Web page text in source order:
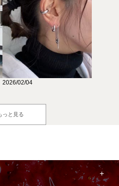
2026/02/04
っと見る